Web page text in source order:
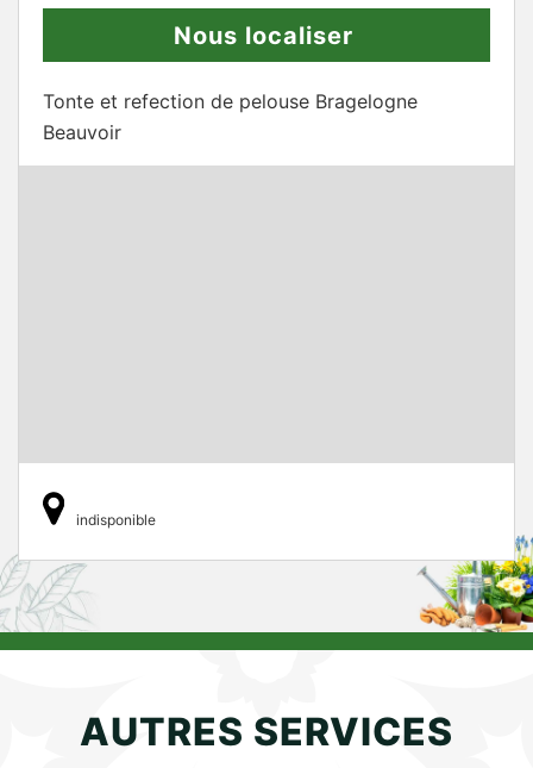
Nous localiser
Tonte et refection de pelouse Bragelogne
Beauvoir
indisponible
AUTRES SERVICES